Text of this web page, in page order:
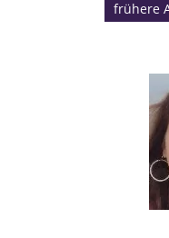
frühere